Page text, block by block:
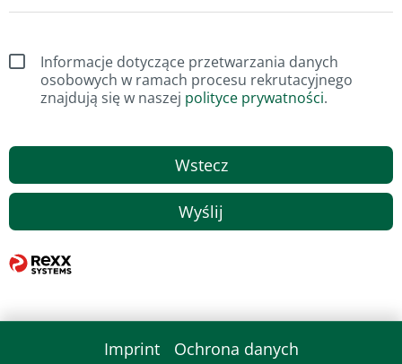
Informacje dotyczące przetwarzania danych
osobowych w ramach procesu rekrutacyjnego
znajdują się w naszej polityce prywatności.
Wstecz
Wyślij
Imprint Ochrona danych